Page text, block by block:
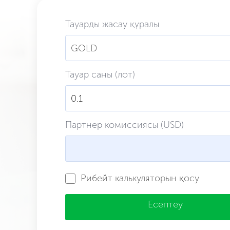
Тауарды жасау құралы
GOLD
Тауар саны (лот)
Партнер комиссиясы (USD)
Рибейт калькуляторын қосу
Есептеу